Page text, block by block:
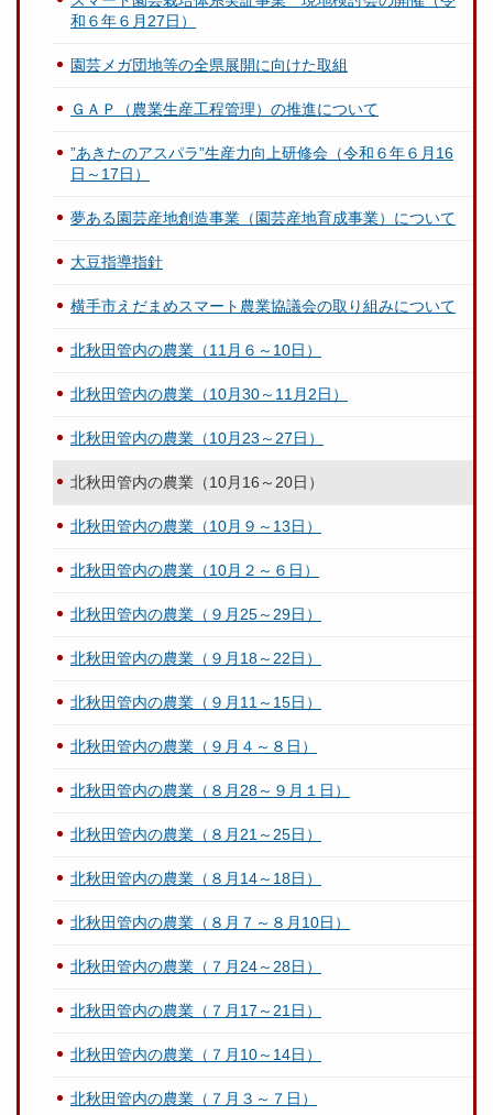
和６年６月27日）
園芸メガ団地等の全県展開に向けた取組
ＧＡＰ（農業生産工程管理）の推進について
”あきたのアスパラ”生産力向上研修会（令和６年６月16
日～17日）
夢ある園芸産地創造事業（園芸産地育成事業）について
大豆指導指針
横手市えだまめスマート農業協議会の取り組みについて
北秋田管内の農業（11月６～10日）
北秋田管内の農業（10月30～11月2日）
北秋田管内の農業（10月23～27日）
北秋田管内の農業（10月16～20日）
北秋田管内の農業（10月９～13日）
北秋田管内の農業（10月２～６日）
北秋田管内の農業（９月25～29日）
北秋田管内の農業（９月18～22日）
北秋田管内の農業（９月11～15日）
北秋田管内の農業（９月４～８日）
北秋田管内の農業（８月28～９月１日）
北秋田管内の農業（８月21～25日）
北秋田管内の農業（８月14～18日）
北秋田管内の農業（８月７～８月10日）
北秋田管内の農業（７月24～28日）
北秋田管内の農業（７月17～21日）
北秋田管内の農業（７月10～14日）
北秋田管内の農業（７月３～７日）